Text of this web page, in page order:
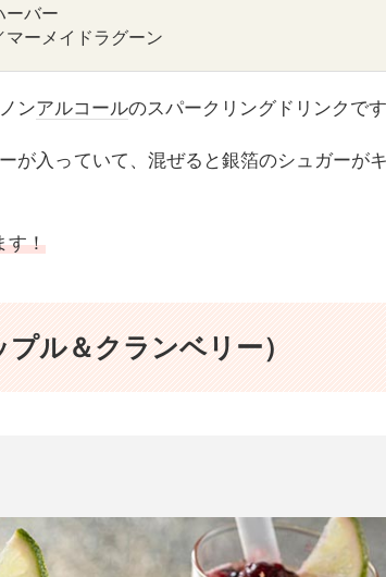
ーバー
マーメイドラグーン
ンアルコールのスパークリングドリンクです
が入っていて、混ぜると銀箔のシュガーが
す！
ル＆クランベリー）